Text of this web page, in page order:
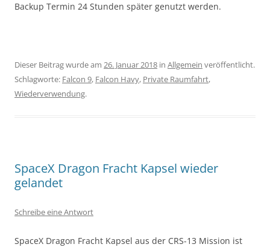
Backup Termin 24 Stunden später genutzt werden.
Dieser Beitrag wurde am 26. Januar 2018 in Allgemein veröffentlicht.
Schlagworte: Falcon 9, Falcon Havy, Private Raumfahrt,
Wiederverwendung.
SpaceX Dragon Fracht Kapsel wieder
gelandet
Schreibe eine Antwort
SpaceX Dragon Fracht Kapsel aus der CRS-13 Mission ist